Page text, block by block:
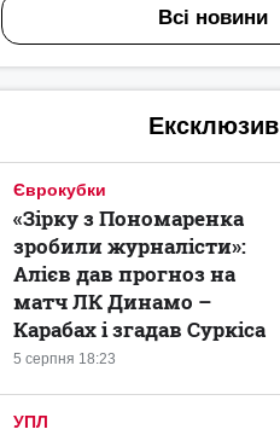
Всі новини
Ексклюзив
Єврокубки
5 серпня 18:23
«Зірку з Пономаренка
зробили журналісти»:
Алієв дав прогноз на
матч ЛК Динамо –
Карабах і згадав Суркіса
УПЛ